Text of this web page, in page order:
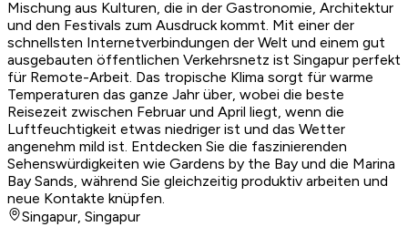
Mischung aus Kulturen, die in der Gastronomie, Architektur
und den Festivals zum Ausdruck kommt. Mit einer der
schnellsten Internetverbindungen der Welt und einem gut
ausgebauten öffentlichen Verkehrsnetz ist Singapur perfekt
für Remote-Arbeit. Das tropische Klima sorgt für warme
Temperaturen das ganze Jahr über, wobei die beste
Reisezeit zwischen Februar und April liegt, wenn die
Luftfeuchtigkeit etwas niedriger ist und das Wetter
angenehm mild ist. Entdecken Sie die faszinierenden
Sehenswürdigkeiten wie Gardens by the Bay und die Marina
Bay Sands, während Sie gleichzeitig produktiv arbeiten und
neue Kontakte knüpfen.
Singapur, Singapur